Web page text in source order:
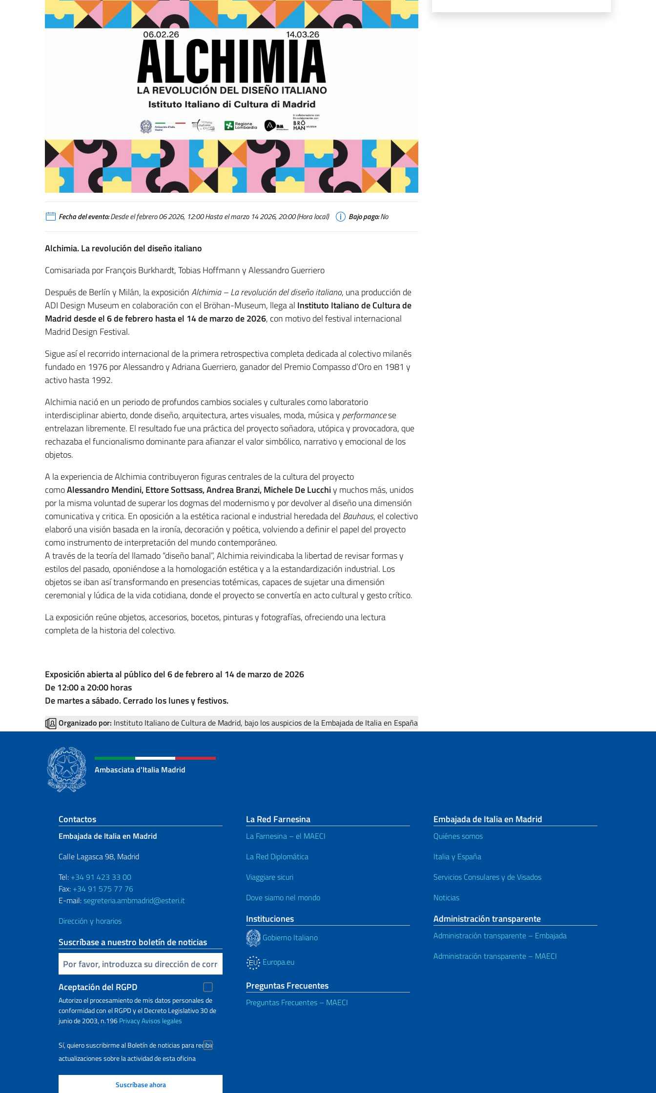
Fecha del evento:Desde el febrero 06 2026, 12:00 Hasta el marzo 14 2026, 20:00 (Hora local) Bajo pago:No
Alchimia. La revolución del diseño italiano
Comisariada por François Burkhardt, Tobias Hoffmann y Alessandro Guerriero
Después de Berlín y Milán, la exposiciónAlchimia – La revolución del diseño italiano, una producción de
ADI Design Museum en colaboración con el Bröhan-Museum, llega al Instituto Italiano de Cultura de
Madrid desde el 6 de febrero hasta el 14 de marzo de 2026, con motivo del festival internacional
Madrid Design Festival.
Sigue así el recorrido internacional de la primera retrospectiva completa dedicada al colectivo milanés
fundado en 1976 por Alessandro y Adriana Guerriero, ganador del Premio Compasso d’Oro en 1981 y
activo hasta 1992.
Alchimia nació en un periodo de profundos cambios sociales y culturales como laboratorio
interdisciplinar abierto, donde diseño, arquitectura, artes visuales, moda, música y performancese
entrelazan libremente. El resultado fue una práctica del proyecto soñadora, utópica y provocadora, que
rechazaba el funcionalismo dominante para afianzar el valor simbólico, narrativo y emocional de los
objetos.
A la experiencia de Alchimia contribuyeron figuras centrales de la cultura del proyecto
comoAlessandro Mendini, Ettore Sottsass, Andrea Branzi, Michele De Lucchiy muchos más, unidos
por la misma voluntad de superar los dogmas del modernismo y por devolver al diseño una dimensión
comunicativa y critica. En oposición a la estética racional e industrial heredada del Bauhaus, el colectivo
elaboró una visión basada en la ironía, decoración y poética, volviendo a definir el papel del proyecto
como instrumento de interpretación del mundo contemporáneo.
A través de la teoría del llamado “diseño banal”, Alchimia reivindicaba la libertad de revisar formas y
estilos del pasado, oponiéndose a la homologación estética y a la estandardización industrial. Los
objetos se iban así transformando en presencias totémicas, capaces de sujetar una dimensión
ceremonial y lúdica de la vida cotidiana, donde el proyecto se convertía en acto cultural y gesto crítico.
La exposición reúne objetos, accesorios, bocetos, pinturas y fotografías, ofreciendo una lectura
completa de la historia del colectivo.
Exposición abierta al público del 6 de febrero al 14 de marzo de 2026
De 12:00 a 20:00 horas
De martes a sábado. Cerrado los lunes y festivos.
Organizado por: Instituto Italiano de Cultura de Madrid, bajo los auspicios de la Embajada de Italia en España
Ambasciata d'Italia Madrid
Sezione footer
Contactos
Embajada de Italia en Madrid
Calle Lagasca 98, Madrid
Tel: +34 91 423 33 00
Fax: +34 91 575 77 76
E-mail:segreteria.ambmadrid@esteri.it
Dirección y horarios
Suscríbase a nuestro boletín de noticias
Inserta tu correo electronico
Aceptación del RGPD
Autorizo ​​el procesamiento de mis datos personales de
conformidad con el RGPD y el Decreto Legislativo 30 de
junio de 2003, n.196PrivacyAvisos legales
Sí, quiero suscribirme al Boletín de noticias para recibir
actualizaciones sobre la actividad de esta oficina
La Red Farnesina
La Farnesina – el MAECI
La Red Diplomática
Viaggiare sicuri
Dove siamo nel mondo
Instituciones
Gobierno Italiano
Europa.eu
Preguntas Frecuentes
Preguntas Frecuentes – MAECI
Embajada de Italia en Madrid
Quiénes somos
Italia y España
Servicios Consulares y de Visados
Noticias
Administración transparente
Administración transparente – Embajada
Administración transparente – MAECI